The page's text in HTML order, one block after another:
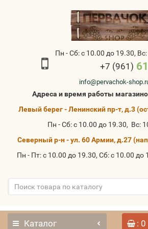
Пн - Сб: с 10.00 до 19.30,
+7 (961)
info@pervachok-
Адреса и время работы
Левый берег - Ленинский пр-т, д.3
Пн - Сб: с 10.00 до 19.30, Вс:
Северный р-н - ул. 60 Армии, д.27
Пн - Пт: с 10.00 до 19.30, Сб: с 10.00 до
Каталог : 0